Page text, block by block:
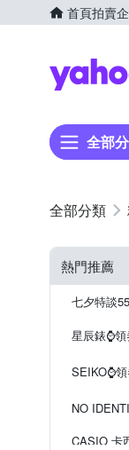
首頁拍賣
全部
熱門推薦
七夕特談
星辰錶⌚️
SEIKO⌚️
NO
CASIO 卡